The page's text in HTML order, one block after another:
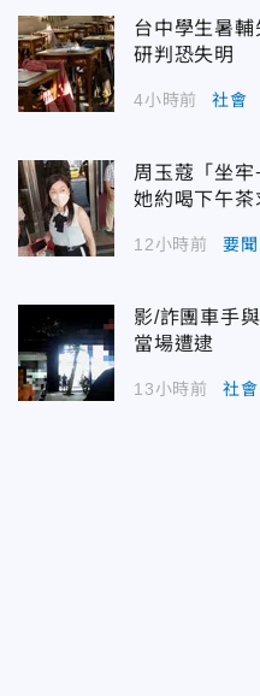
台中學生暑
研判恐失明
4小時前 社會
周玉蔻「坐牢
她約喝下午茶
12小時前 要聞
影/詐團車手
當場遭逮
13小時前 社會